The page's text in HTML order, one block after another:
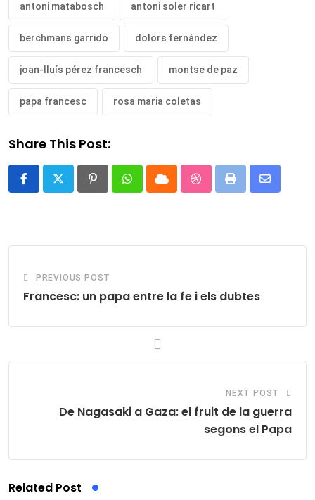
antoni matabosch antoni soler ricart
berchmans garrido dolors fernàndez
joan-lluís pérez francesch montse de paz
papa francesc rosa maria coletas
Share This Post:
PinterestWhatsappCloud StumbleUpon
Print
Share
PREVIOUS POST
Francesc: un papa entre la fe i els dubtes
NEXT POST
De Nagasaki a Gaza: el fruit de la guerra
segons el Papa
Related Post